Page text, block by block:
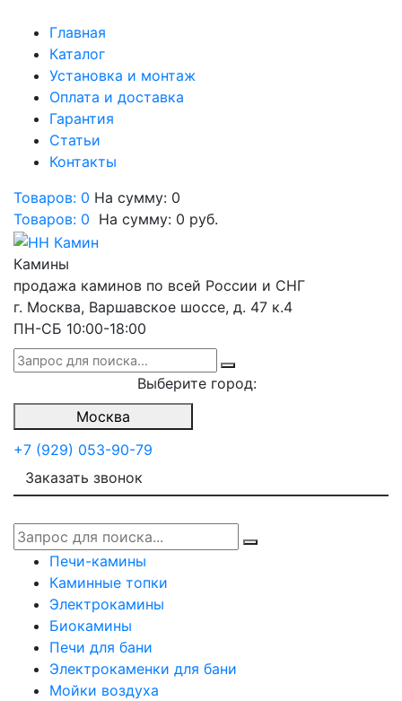
Главная
Каталог
Установка и монтаж
Оплата и доставка
Гарантия
Статьи
Контакты
Товаров: 0 На сумму: 0
Товаров: 0 На сумму: 0 руб.
Камины
продажа каминов по всей России и СНГ
г. Москва, Варшавское шоссе, д. 47 к.4
ПН-СБ 10:00-18:00
Выберите город:
Москва
+7 (929) 053-90-79
Заказать звонок
Печи-камины
Каминные топки
Электрокамины
Биокамины
Печи для бани
Электрокаменки для бани
Мойки воздуха